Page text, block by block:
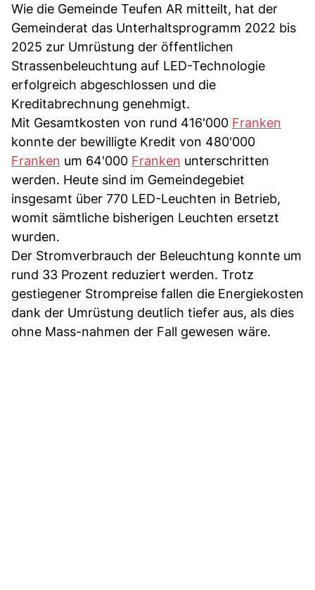
Wie die Gemeinde Teufen AR mitteilt, hat der
Gemeinderat das Unterhaltsprogramm 2022 bis
2025 zur Umrüstung der öffentlichen
Strassenbeleuchtung auf LED-Technologie
erfolgreich abgeschlossen und die
Kreditabrechnung genehmigt.
Mit Gesamtkosten von rund 416'000 Franken
konnte der bewilligte Kredit von 480'000
Franken um 64'000 Franken unterschritten
werden. Heute sind im Gemeindegebiet
insgesamt über 770 LED-Leuchten in Betrieb,
womit sämtliche bisherigen Leuchten ersetzt
wurden.
Der Stromverbrauch der Beleuchtung konnte um
rund 33 Prozent reduziert werden. Trotz
gestiegener Strompreise fallen die Energiekosten
dank der Umrüstung deutlich tiefer aus, als dies
ohne Mass-nahmen der Fall gewesen wäre.